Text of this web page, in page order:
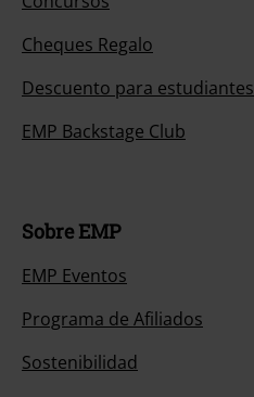
Cheques Regalo
Descuento para estudiantes
EMP Backstage Club
Sobre EMP
EMP Eventos
Programa de Afiliados
Sostenibilidad